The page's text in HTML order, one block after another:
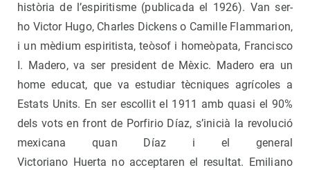
història de l’espiritisme (publicada el 1926). Van ser-
ho Victor Hugo, Charles Dickens o Camille Flammarion,
i un mèdium espiritista, teòsof i homeòpata, Francisco
I. Madero, va ser president de Mèxic. Madero era un
home educat, que va estudiar tècniques agrícoles a
Estats Units. En ser escollit el 1911 amb quasi el 90%
dels vots en front de Porfirio Díaz, s’inicià la revolució
mexicana quan Díaz i el general
Victoriano Huerta no acceptaren el resultat. Emiliano